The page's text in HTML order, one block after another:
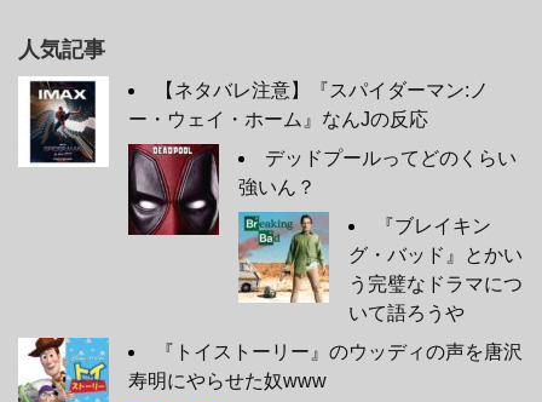
人気記事
【ネタバレ注意】『スパイダーマン:ノ
ー・ウェイ・ホーム』なんJの反応
デッドプールってどのくらい
強いん？
『ブレイキン
グ・バッド』とかい
う完璧なドラマにつ
いて語ろうや
『トイストーリー』のウッディの声を唐沢
寿明にやらせた奴www